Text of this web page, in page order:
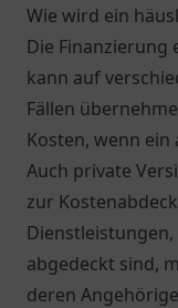
Wie wird ein
Die Finanzierung
kann auf
Fällen
Kosten, wenn
Auch private
zur
abgedeckt sind,
deren